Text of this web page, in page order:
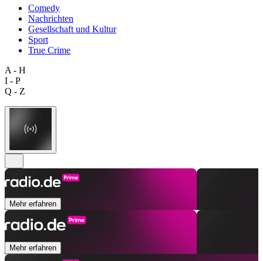
Comedy
Nachrichten
Gesellschaft und Kultur
Sport
True Crime
A - H
I - P
Q - Z
Mehr erfahren
Mehr erfahren